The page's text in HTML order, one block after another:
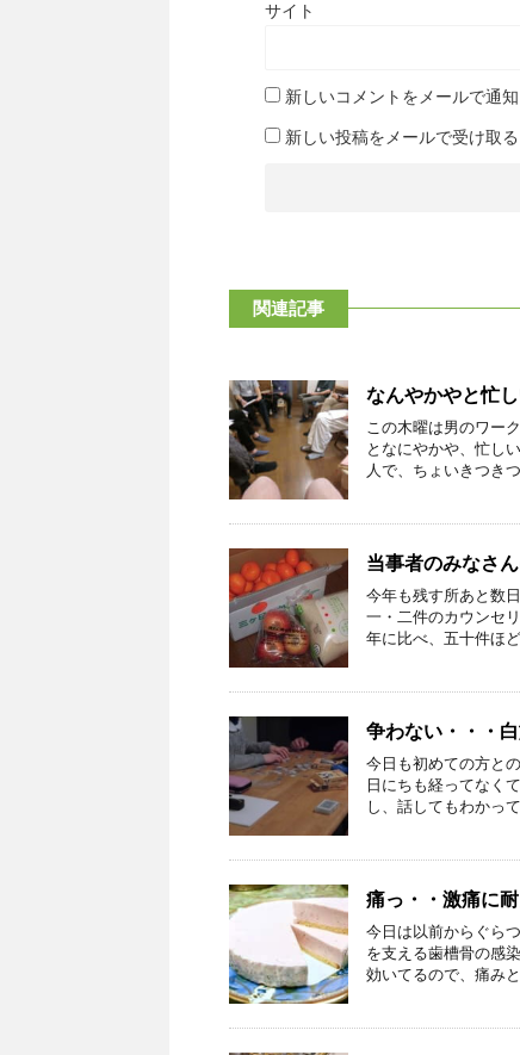
サイト
新しいコメントをメールで通知
新しい投稿をメールで受け取る
関連記事
なんやかやと忙
この木曜は男のワー
となにやかや、忙し
人で、ちょいきつき
当事者のみなさ
今年も残す所あと数
一・二件のカウンセ
年に比べ、五十件ほ
争わない・・・
今日も初めての方と
日にちも経ってなく
し、話してもわかっ
痛っ・・激痛に耐
今日は以前からぐら
を支える歯槽骨の感
効いてるので、痛み